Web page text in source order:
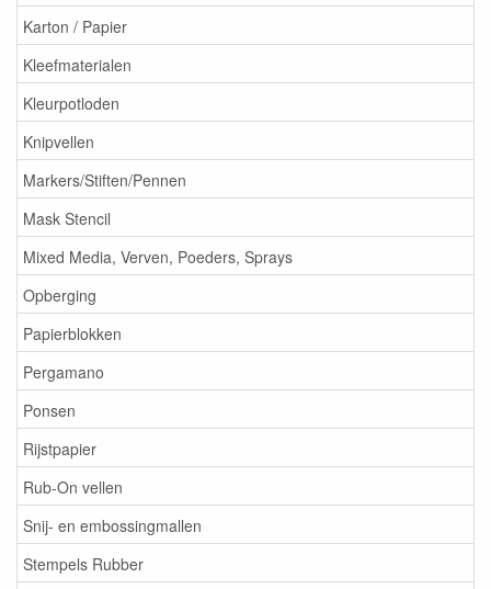
Karton / Papier
Kleefmaterialen
Kleurpotloden
Knipvellen
Markers/Stiften/Pennen
Mask Stencil
Mixed Media, Verven, Poeders, Sprays
Opberging
Papierblokken
Pergamano
Ponsen
Rijstpapier
Rub-On vellen
Snij- en embossingmallen
Stempels Rubber